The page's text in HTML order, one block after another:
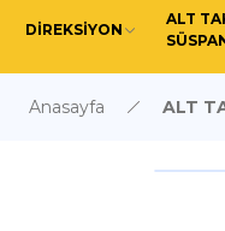
DİREKSİYON
ALT
Anasayfa ALT